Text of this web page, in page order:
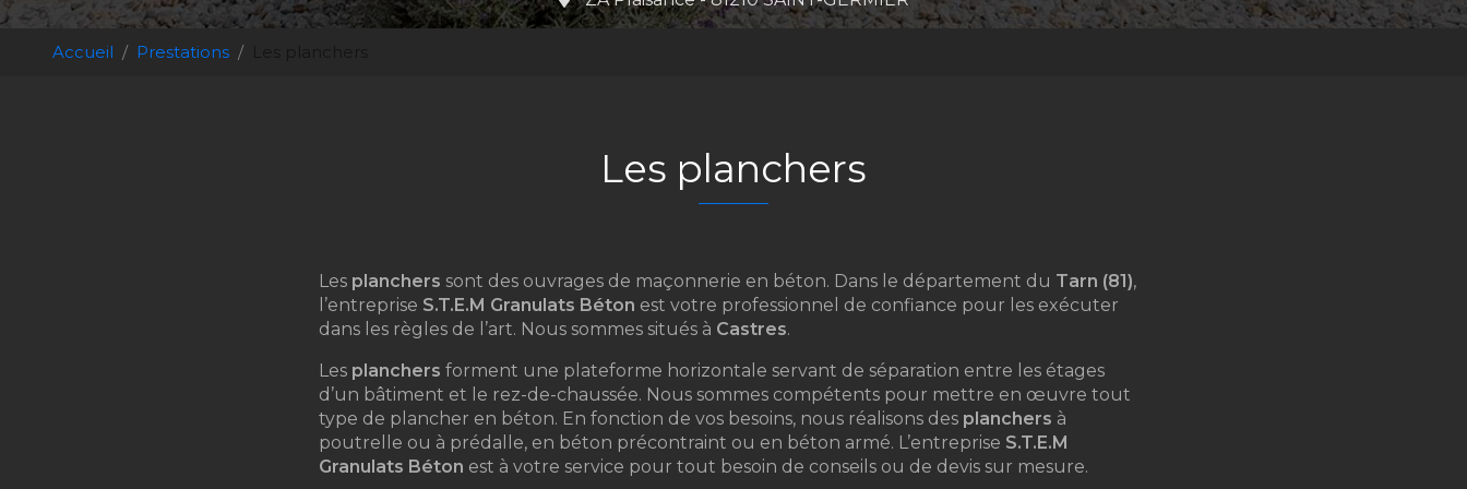
Accueil Prestations
Les planchers
Les planchers sont des ouvrages de maçonnerie en béton. Dans le département du Tarn (81),
l’entreprise S.T.E.M Granulats Béton est votre professionnel de confiance pour les exécuter
dans les règles de l’art. Nous sommes situés à Castres.
Les planchers forment une plateforme horizontale servant de séparation entre les étages
d’un bâtiment et le rez-de-chaussée. Nous sommes compétents pour mettre en œuvre tout
type de plancher en béton. En fonction de vos besoins, nous réalisons des planchers à
poutrelle ou à prédalle, en béton précontraint ou en béton armé. L’entreprise S.T.E.M
Granulats Béton est à votre service pour tout besoin de conseils ou de devis sur mesure.